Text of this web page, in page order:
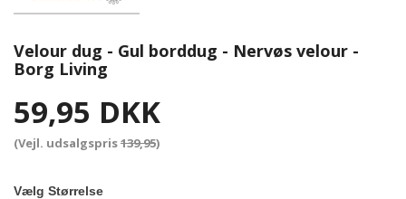
Velour dug - Gul borddug - Nervøs velour -
Borg Living
59,95 DKK
(Vejl. udsalgspris139,95)
Vælg Størrelse